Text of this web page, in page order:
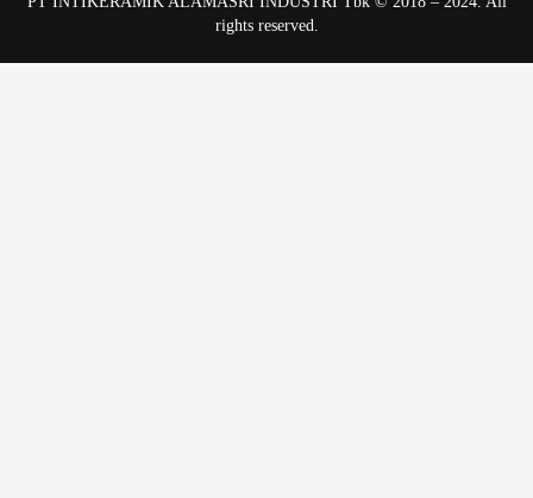
rights reserved.